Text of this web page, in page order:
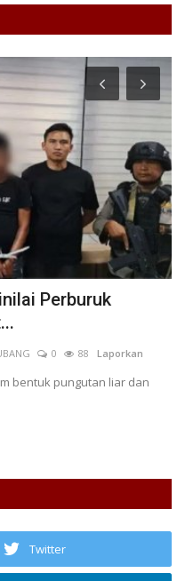
Perburuk
0 88 Laporkan
bentuk pungutan liar dan
Twitter